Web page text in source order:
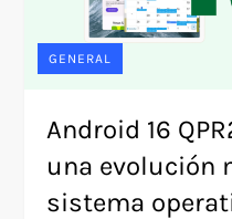
GENERAL
Android 16
una evolución
sistema